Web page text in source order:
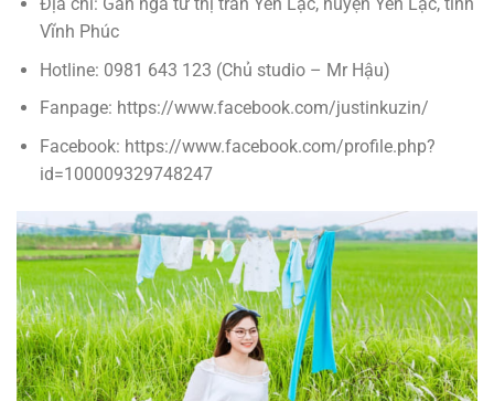
Vĩnh Phúc
Hotline: 0981 643 123 (Chủ studio – Mr Hậu)
Fanpage: https://www.facebook.com/justinkuzin/
Facebook: https://www.facebook.com/profile.php?
id=100009329748247